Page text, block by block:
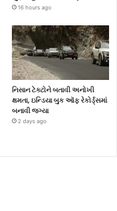
16 hours ago
નિસાન ટેક્ટોને બતાવી અનોખી
ક્ષમતા, ઇન્ડિયા બુક ઑફ રેકોર્ડ્સમાં
બનાવી જગ્યા
2 days ago